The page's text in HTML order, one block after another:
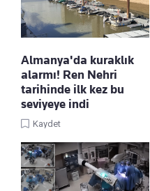
Almanya'da kuraklık
alarmı! Ren Nehri
tarihinde ilk kez bu
seviyeye indi
Kaydet